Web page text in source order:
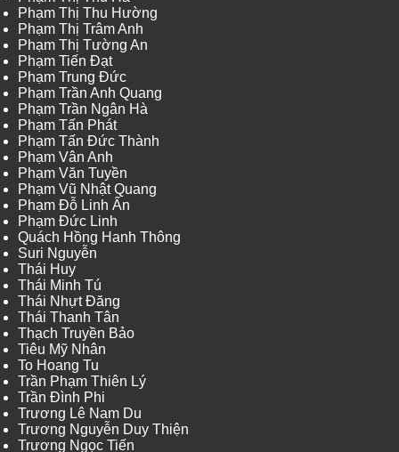
Phạm Thị Thu Hường
Phạm Thị Trâm Anh
Phạm Thị Tường An
Phạm Tiến Đạt
Phạm Trung Đức
Phạm Trần Anh Quang
Phạm Trần Ngân Hà
Phạm Tấn Phát
Phạm Tấn Đức Thành
Phạm Vân Anh
Phạm Văn Tuyền
Phạm Vũ Nhật Quang
Phạm Đỗ Linh Ấn
Phạm Đức Linh
Quách Hồng Hanh Thông
Suri Nguyễn
Thái Huy
Thái Minh Tú
Thái Nhựt Đăng
Thái Thanh Tân
Thạch Truyền Bảo
Tiêu Mỹ Nhân
To Hoang Tu
Trần Phạm Thiên Lý
Trần Đình Phi
Trương Lê Nam Du
Trương Nguyễn Duy Thiện
Trương Ngọc Tiến